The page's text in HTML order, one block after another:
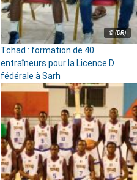
© (DR)
Tchad : formation de 40
entraîneurs pour la Licence D
fédérale à Sarh